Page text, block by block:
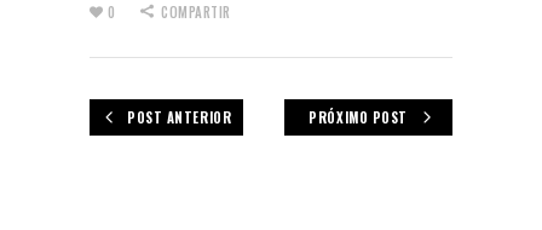
0 COMPARTIR
POST ANTERIOR PRÓXIMO POST